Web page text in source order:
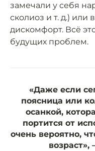
замечали у себя
сколиоз и т. д.) или
дискомфорт. Всё
будущих проблем.
«Даже если
поясница или
осанкой,
портится от
очень вероятно,